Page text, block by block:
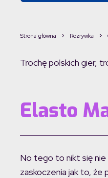
Strona główna Rozrywka
Trochę polskich gier,
Elasto
No tego to nikt się nie
zaskoczenia jak to, że